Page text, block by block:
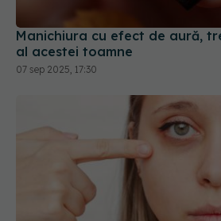
Manichiura cu efect de aură,
al acestei toamne
07 sep 2025, 17:30